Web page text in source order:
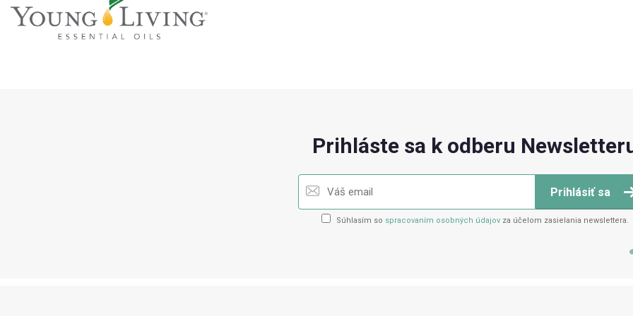
Prihláste sa k odberu
Prihlásiť sa
Súhlasím so spracovaním osobných údajovza účelom zasielania newslettera.